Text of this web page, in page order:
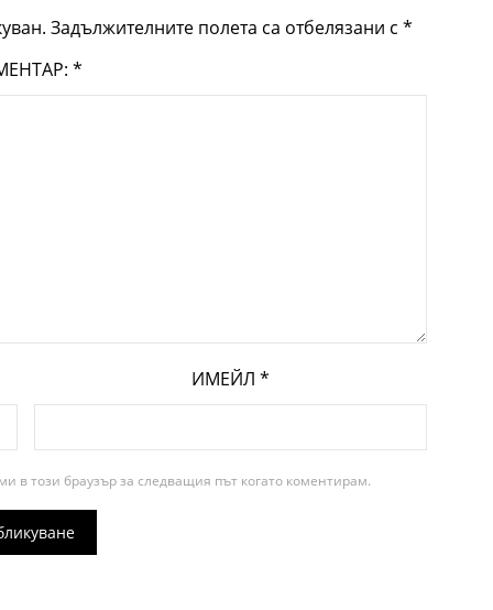
Задължителните полета са отбелязани с *
*
ИМЕЙЛ *
в този браузър за следващия път когато коментирам.